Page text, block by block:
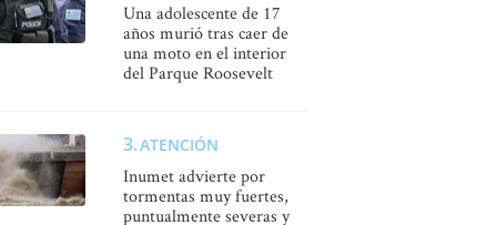
Una adolescente de 17
años murió tras caer de
una moto en el interior
del Parque Roosevelt
ATENCIÓN
Inumet advierte por
tormentas muy fuertes,
puntualmente severas y